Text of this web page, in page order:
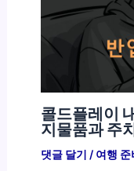
콜드플레이
지물품과 주
댓글 달기 / 여행